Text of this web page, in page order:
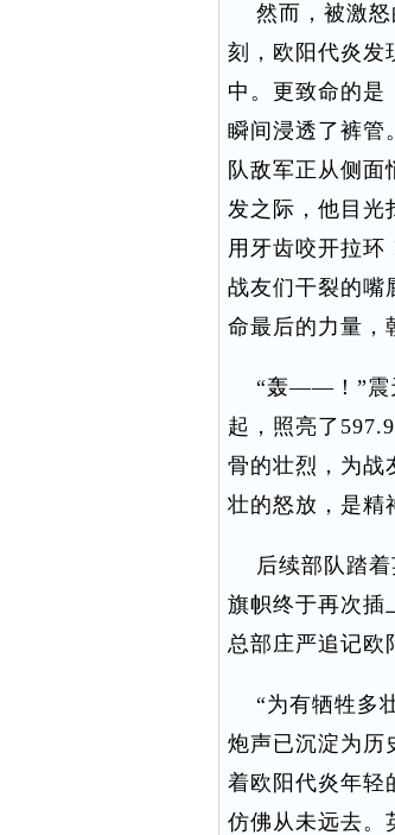
然而，被激怒
刻，欧阳代炎发
中。更致命的是
瞬间浸透了裤管
队敌军正从侧
发之际，他目光
用牙齿咬开拉环
战友们干裂的
命最后的力量，
“轰——！”震天
起，照亮了
骨的壮烈，为战
壮的怒放，是精
后续部队踏着
旗帜终于再次插
总部庄严追记欧
“为有牺牲多
炮声已沉淀为历
着欧阳代炎年轻
仿佛从未远去